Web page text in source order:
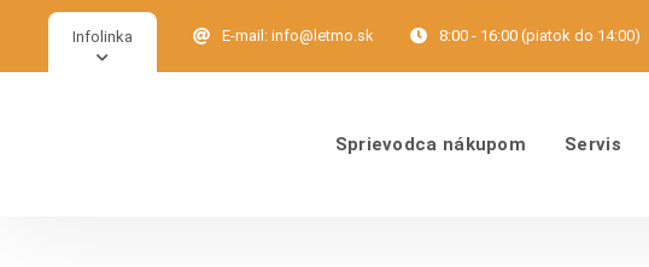
Infolinka E-mail: info@letmo.sk 8:00 - 16:00 (piatok do 14:00)
Sprievodca nákupom Servis